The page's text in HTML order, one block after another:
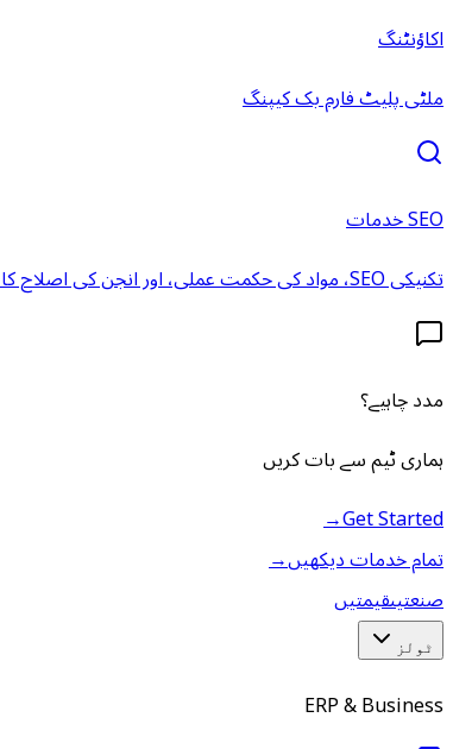
اکاؤنٹنگ
ملٹی پلیٹ فارم بک کیپنگ
SEO خدمات
تکنیکی SEO، مواد کی حکمت عملی، اور انجن کی اصلاح کا جواب
مدد چاہیے؟
ہماری ٹیم سے بات کریں
Get Started
→
تمام خدمات دیکھیں→
صنعتیںقیمتیں
ٹولز
ERP & Business